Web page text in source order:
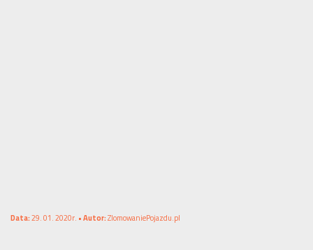
Data:29. 01. 2020r. •Autor:ZlomowaniePojazdu.pl